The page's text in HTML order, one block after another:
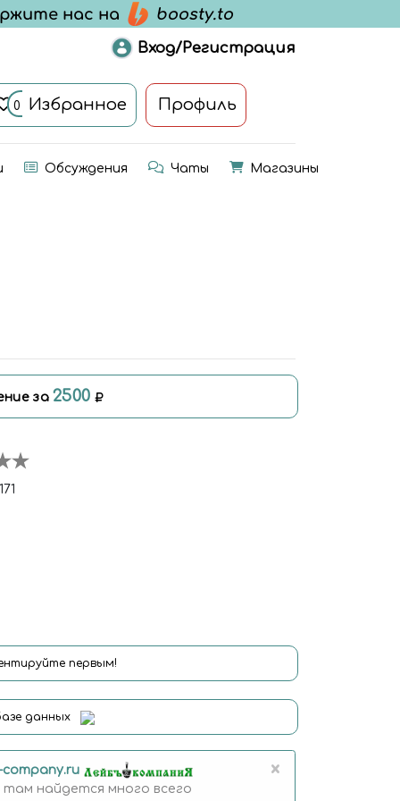
Вход/Регистрация
0 Избранное Профиль
Обсуждения Чаты Магазины
за 2500
первым!
данных
company.ru
найдется много всего
×